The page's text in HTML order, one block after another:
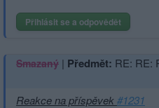
Přihlásit se a odpovědět
Smazaný | Předmět: RE: RE:
Reakce na příspěvek#1231